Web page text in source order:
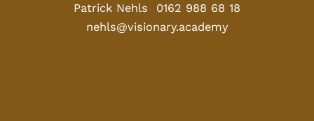
Patrick Nehls 0162 988 68 18
nehls@visionary.academy